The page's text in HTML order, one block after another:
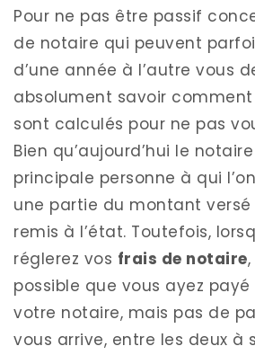
Pour ne pas être passif
de notaire qui peuvent
d’une année à l’autre vous
absolument savoir
sont calculés pour ne pas
Bien qu’aujourd’hui le
principale personne à qui
une partie du montant
remis à l’état. Toutefois,
réglerez vos frais de notaire
possible que vous ayez
votre notaire, mais pas de
vous arrive, entre les deux à